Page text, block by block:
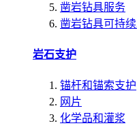
凿岩钻具服务
凿岩钻具可持
岩石支护
锚杆和锚索支护
网片
化学品和灌浆